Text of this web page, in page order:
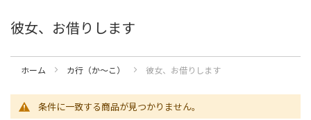
彼女、お借りします
ホーム カ行（か～こ） 彼女、お借りします
条件に一致する商品が見つかりません。